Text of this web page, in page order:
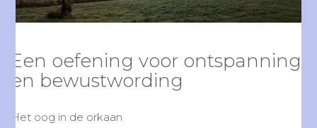
Een oefening voor ontspanning
en bewustwording
Het oog in de orkaan